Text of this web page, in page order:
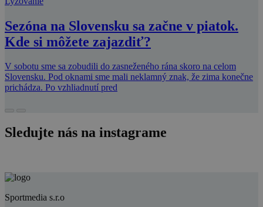
Sezóna na Slovensku sa začne v piatok.
Kde si môžete zajazdiť?
V sobotu sme sa zobudili do zasneženého rána skoro na celom
Slovensku. Pod oknami sme mali neklamný znak, že zima konečne
prichádza. Po vzhliadnutí pred
Sledujte nás na instagrame
Sportmedia s.r.o